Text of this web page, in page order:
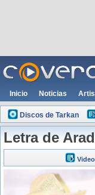
Inicio Noticias
Discos de Tarkan
Letra de